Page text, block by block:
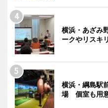
横浜・あざみ
ークやリスキ
横浜・綱島駅
場 個室も用